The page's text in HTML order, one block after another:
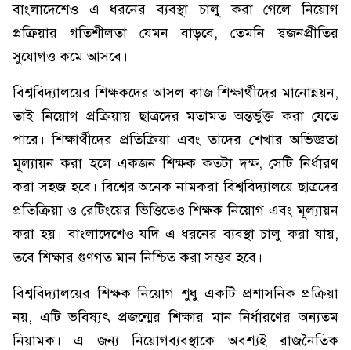
বাংলাদেশেও এ ধরনের ব্যবস্থা চালু করা গেলে নিয়োগ
প্রক্রিয়ার গতিশীলতা যেমন বাড়বে, তেমনি স্বজনপ্রীতির
সুযোগও কমে আসবে।
বিশ্ববিদ্যালয়ের শিক্ষকদের আসল কাজ শিক্ষার্থীদের মানোন্নয়ন,
তাই নিয়োগ প্রক্রিয়ায় ছাত্রদের মতামত অন্তর্ভুক্ত করা যেতে
পারে। শিক্ষার্থীদের প্রতিক্রিয়া এবং তাদের শেখার অভিজ্ঞতা
মূল্যায়ন করা হলে একজন শিক্ষক কতটা দক্ষ, সেটি নির্ধারণ
করা সহজ হবে। বিশ্বের অনেক নামকরা বিশ্ববিদ্যালয়ে ছাত্রদের
প্রতিক্রিয়া ও রেটিংয়ের ভিত্তিতেও শিক্ষক নিয়োগ এবং মূল্যায়ন
করা হয়। বাংলাদেশেও যদি এ ধরনের ব্যবস্থা চালু করা যায়,
তবে শিক্ষার গুণগত মান নিশ্চিত করা সম্ভব হবে।
বিশ্ববিদ্যালয়ের শিক্ষক নিয়োগ শুধু একটি প্রশাসনিক প্রক্রিয়া
নয়, এটি ভবিষ্যৎ প্রজন্মের শিক্ষার মান নির্ধারণের অন্যতম
নিয়ামক। এ জন্য নিয়োগব্যবস্থাকে অবশ্যই রাজনৈতিক